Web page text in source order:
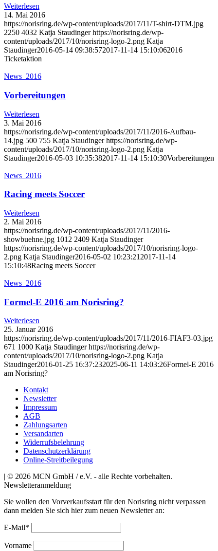
Weiterlesen
14. Mai 2016
https://norisring.de/wp-content/uploads/2017/11/T-shirt-DTM.jpg
2250 4032 Katja Staudinger https://norisring.de/wp-
content/uploads/2017/10/norisring-logo-2.png Katja
Staudinger2016-05-14 09:38:572017-11-14 15:10:062016
Ticketaktion
News_2016
Vorbereitungen
Weiterlesen
3. Mai 2016
https://norisring.de/wp-content/uploads/2017/11/2016-Aufbau-
14.jpg 500 755 Katja Staudinger https://norisring.de/wp-
content/uploads/2017/10/norisring-logo-2.png Katja
Staudinger2016-05-03 10:35:382017-11-14 15:10:30Vorbereitungen
News_2016
Racing meets Soccer
Weiterlesen
2. Mai 2016
https://norisring.de/wp-content/uploads/2017/11/2016-
showbuehne.jpg 1012 2409 Katja Staudinger
https://norisring.de/wp-content/uploads/2017/10/norisring-logo-
2.png Katja Staudinger2016-05-02 10:23:21 2017-11-14
15:10:48Racing meets Soccer
News_2016
Formel-E 2016 am Norisring?
Weiterlesen
25. Januar 2016
https://norisring.de/wp-content/uploads/2017/11/2016-FIAF3-03.jpg
671 1000 Katja Staudinger https://norisring.de/wp-
content/uploads/2017/10/norisring-logo-2.png Katja
Staudinger2016-01-25 16:37:232025-06-11 14:03:26Formel-E 2016
am Norisring?
Kontakt
Newsletter
Impressum
AGB
Zahlungsarten
Versandarten
Widerrufsbelehrung
Datenschutzerklärung
Online-Streitbeilegung
| © 2026 MCN GmbH / e.V. - alle Rechte vorbehalten.
Newsletteranmeldung
Sie wollen den Vorverkaufsstart für den Norisring nicht verpassen
dann melden Sie sich hier zum neuen Newsletter an:
E-Mail*
Vorname